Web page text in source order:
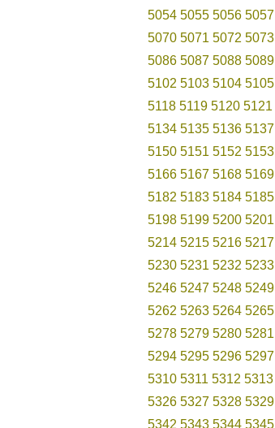
5054 5055 5056 5057
5070 5071 5072 5073
5086 5087 5088 5089
5102 5103 5104 5105
5118 5119 5120 5121
5134 5135 5136 5137
5150 5151 5152 5153
5166 5167 5168 5169
5182 5183 5184 5185
5198 5199 5200 5201
5214 5215 5216 5217
5230 5231 5232 5233
5246 5247 5248 5249
5262 5263 5264 5265
5278 5279 5280 5281
5294 5295 5296 5297
5310 5311 5312 5313
5326 5327 5328 5329
5342 5343 5344 5345